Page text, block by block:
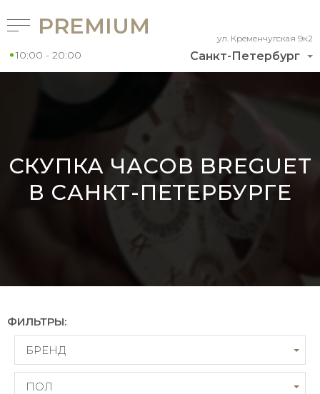
Санкт-Петербург
ул. Кременчугская 9к2
PREMIUM
10:00 - 20:00
СКУПКА ЧАСОВ BREGUET
В САНКТ-ПЕТЕРБУРГЕ
ФИЛЬТРЫ:
БРЕНД
ПОЛ